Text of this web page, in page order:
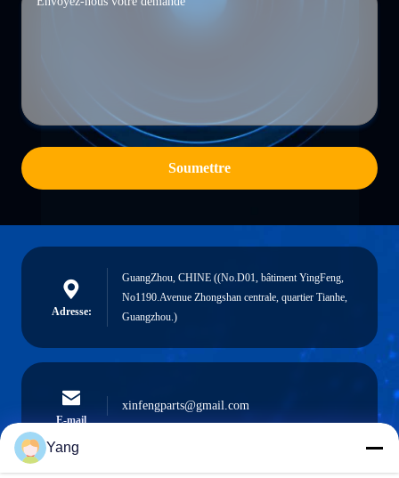
Soumettre
Adresse:
GuangZhou, CHINE ((No.D01, bâtiment YingFeng,
No1190.Avenue Zhongshan centrale, quartier Tianhe,
Guangzhou.)
E-mail
xinfengparts@gmail.com
Yang